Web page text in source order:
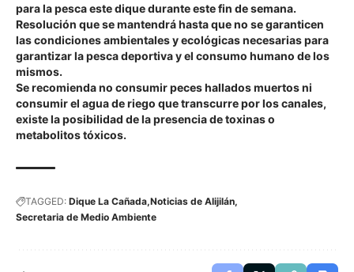
para la pesca este dique durante este fin de semana.
Resolución que se mantendrá hasta que no se garanticen
las condiciones ambientales y ecológicas necesarias para
garantizar la pesca deportiva y el consumo humano de los
mismos.
Se recomienda no consumir peces hallados muertos ni
consumir el agua de riego que transcurre por los canales,
existe la posibilidad de la presencia de toxinas o
metabolitos tóxicos.
TAGGED: Dique La Cañada Noticias de Alijilán
Secretaria de Medio Ambiente